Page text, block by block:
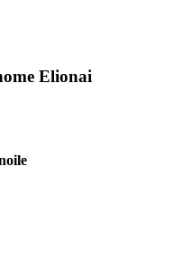
Elionai